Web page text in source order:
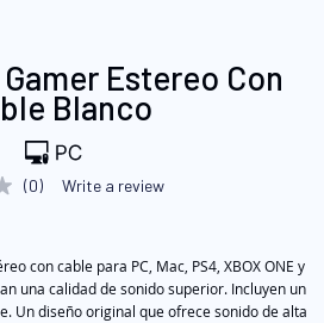
Estereo Con
Blanco
(0) Write a review
con cable para PC, Mac, PS4, XBOX ONE y
una calidad de sonido superior. Incluyen un
Un diseño original que ofrece sonido de alta